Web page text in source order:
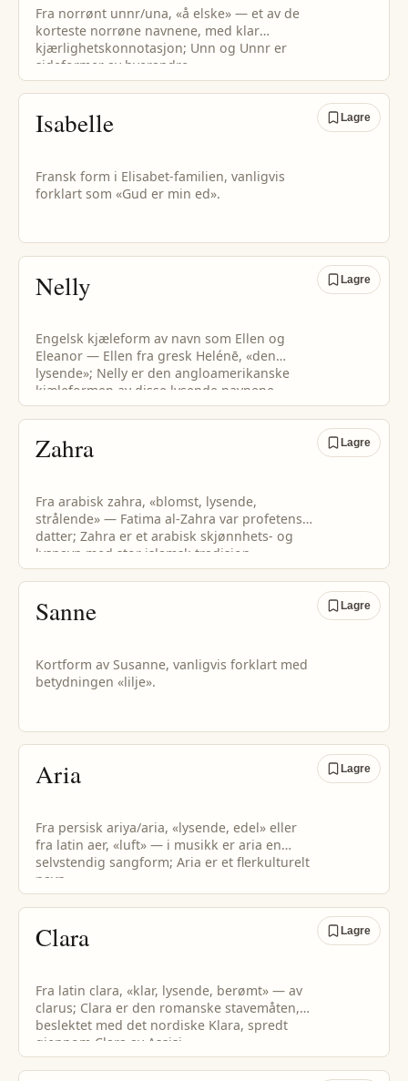
Fra norrønt unnr/una, «å elske» — et av de
korteste norrøne navnene, med klar
kjærlighetskonnotasjon; Unn og Unnr er
sideformer av hverandre.
Isabelle
Fransk form i Elisabet-familien, vanligvis
forklart som «Gud er min ed».
Lagre
Nelly
Engelsk kjæleform av navn som Ellen og
Eleanor — Ellen fra gresk Helénē, «den
lysende»; Nelly er den angloamerikanske
kjæleformen av disse lysende navnene.
Lagre
Zahra
Fra arabisk zahra, «blomst, lysende,
strålende» — Fatima al-Zahra var profetens
datter; Zahra er et arabisk skjønnhets- og
lysnavn med stor islamsk tradisjon.
Lagre
Sanne
Kortform av Susanne, vanligvis forklart med
betydningen «lilje».
Lagre
Aria
Fra persisk ariya/aria, «lysende, edel» eller
fra latin aer, «luft» — i musikk er aria en
selvstendig sangform; Aria er et flerkulturelt
navn.
Lagre
Clara
Fra latin clara, «klar, lysende, berømt» — av
clarus; Clara er den romanske stavemåten,
beslektet med det nordiske Klara, spredt
gjennom Clara av Assisi.
Lagre